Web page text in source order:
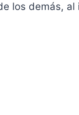
los demás, al